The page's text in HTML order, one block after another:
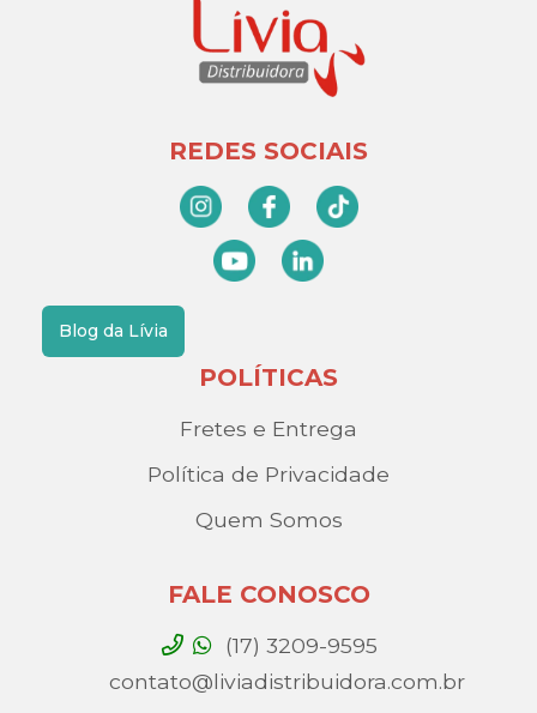
REDES SOCIAIS
Blog da Lívia
POLÍTICAS
Fretes e Entrega
Política de Privacidade
Quem Somos
FALE CONOSCO
(17) 3209-9595
contato@liviadistribuidora.com.br